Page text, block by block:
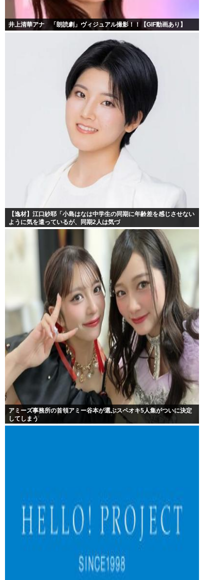
井上清華アナ 「朗読劇」ヴィジュアル撮影！！【GIF動画あり】
【逸材】江口紗耶「小島はなは中学生の同期に年齢差を感じさせない
ように気を遣っているが、同期2人は気づ
アミーズ事務所の首領アミー谷本が選ぶスペオキ5人集がついに決定
してしまう